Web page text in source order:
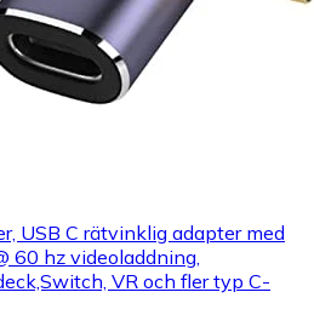
USB C rätvinklig adapter med
60 hz videoladdning,
VR och fler typ C-